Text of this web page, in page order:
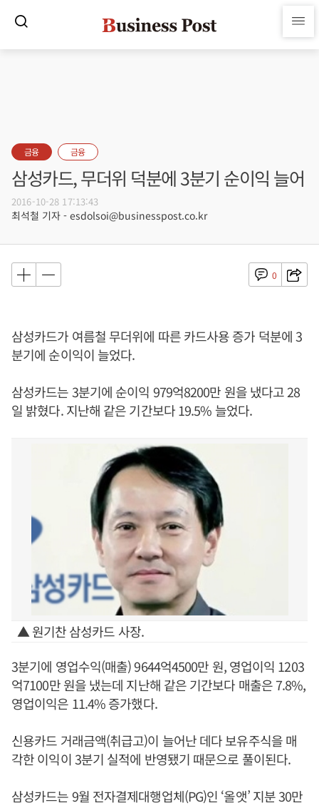
금융 금융
삼성카드, 무더위 덕분에 3분기 순이익 늘어
2016-10-28 17:13:43
최석철 기자 - esdolsoi@businesspost.co.kr
0
삼성카드가 여름철 무더위에 따른 카드사용 증가 덕분에 3
분기에 순이익이 늘었다.
삼성카드는 3분기에 순이익 979억8200만 원을 냈다고 28
일 밝혔다. 지난해 같은 기간보다 19.5% 늘었다.
▲ 원기찬 삼성카드 사장.
3분기에 영업수익(매출) 9644억4500만 원, 영업이익 1203
억7100만 원을 냈는데 지난해 같은 기간보다 매출은 7.8%,
영업이익은 11.4% 증가했다.
신용카드 거래금액(취급고)이 늘어난 데다 보유주식을 매
각한 이익이 3분기 실적에 반영됐기 때문으로 풀이된다.
삼성카드는 9월 전자결제대행업체(PG)인 ‘올앳’ 지분 30만